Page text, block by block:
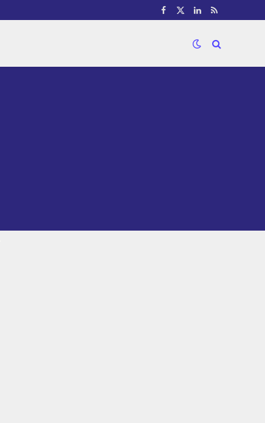
Facebook
X
LinkedIn
RSS